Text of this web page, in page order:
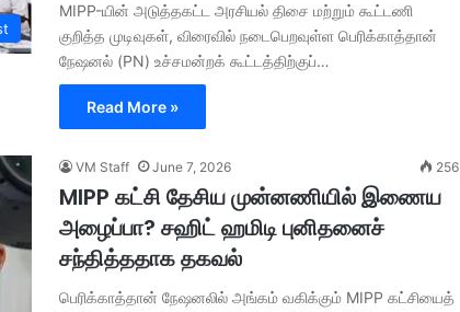
MIPP-யின் அடுத்தகட்ட அரசியல் திசை மற்றும் கூட்டணி
குறித்த முடிவுகள், விரைவில் நடைபெறவுள்ள பெரிக்காத்தான்
நேஷனல் (PN) உச்சமன்றக் கூட்டத்திற்குப்…
Read More »
VM Staff June 7, 2026 256
MIPP கட்சி தேசிய முன்னணியில் இணைய
அழைப்பா? சஹிட் ஹமிடி புனிதனைச்
சந்தித்ததாக தகவல்
பெரிக்காத்தான் நேஷனலில் அங்கம் வகிக்கும் MIPP கட்சியைத்